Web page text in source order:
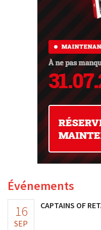
Événements
16
SEP
CAPTAINS OF